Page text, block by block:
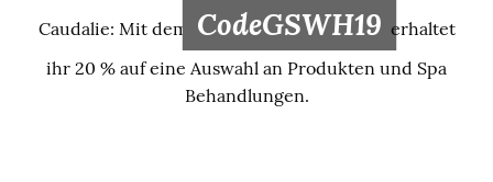
Caudalie: Mit dem CodeGSWH19 erhaltet
ihr 20 % auf eine Auswahl an Produkten und Spa
Behandlungen.